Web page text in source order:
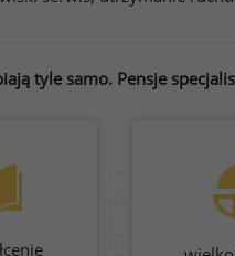
tyle samo. Pensje